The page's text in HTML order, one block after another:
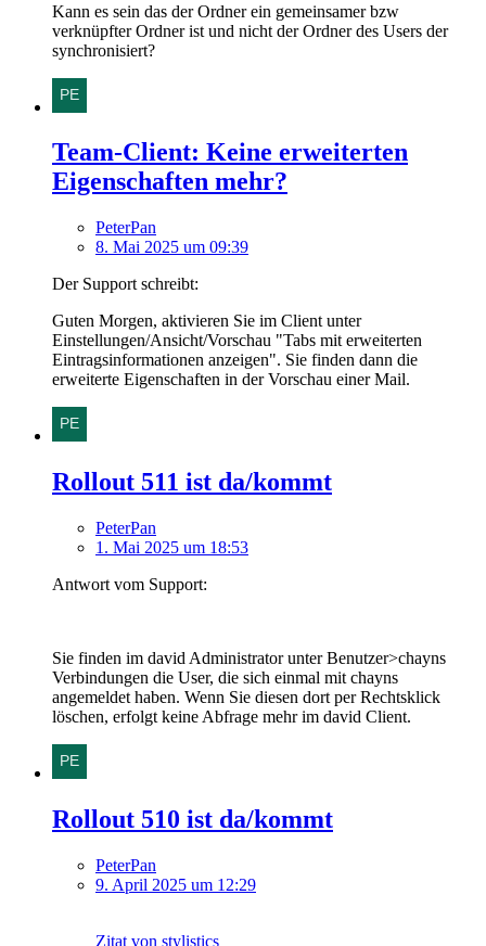
Kann es sein das der Ordner ein gemeinsamer bzw
verknüpfter Ordner ist und nicht der Ordner des Users der
synchronisiert?
Team-Client: Keine erweiterten
Eigenschaften mehr?
PeterPan
8. Mai 2025 um 09:39
Der Support schreibt:
Guten Morgen, aktivieren Sie im Client unter
Einstellungen/Ansicht/Vorschau "Tabs mit erweiterten
Eintragsinformationen anzeigen". Sie finden dann die
erweiterte Eigenschaften in der Vorschau einer Mail.
Rollout 511 ist da/kommt
PeterPan
1. Mai 2025 um 18:53
Antwort vom Support:
Sie finden im david Administrator unter Benutzer>chayns
Verbindungen die User, die sich einmal mit chayns
angemeldet haben. Wenn Sie diesen dort per Rechtsklick
löschen, erfolgt keine Abfrage mehr im david Client.
Rollout 510 ist da/kommt
PeterPan
9. April 2025 um 12:29
Zitat von stylistics